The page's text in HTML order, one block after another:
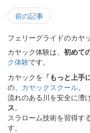
前の記事
フェリーグライドのカヤ
カヤック体験は、 初めて
ク体験です。
カヤックを 「もっと上手
の、 カヤックスクール。
流れのある川を安全に漕
ス。
スラローム技術を習得す
す。